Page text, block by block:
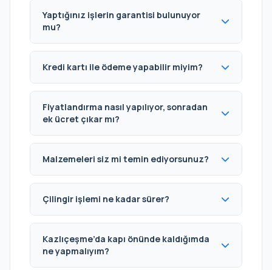
Yaptığınız işlerin garantisi bulunuyor
mu?
Kredi kartı ile ödeme yapabilir miyim?
Fiyatlandırma nasıl yapılıyor, sonradan
ek ücret çıkar mı?
Malzemeleri siz mi temin ediyorsunuz?
Çilingir işlemi ne kadar sürer?
Kazlıçeşme’da kapı önünde kaldığımda
ne yapmalıyım?